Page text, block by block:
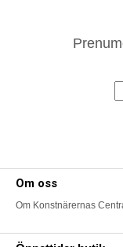
Om oss
Om Konstnärernas